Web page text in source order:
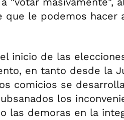
que le podemos hacer
inicio de las
en tanto desde la
comicios se
los
las demoras en la